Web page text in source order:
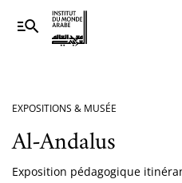
EXPOSITIONS & MUSÉE
Al-Andalus
Exposition pédagogique